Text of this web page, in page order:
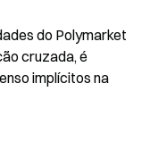
do Polymarket
cruzada, é
implícitos na